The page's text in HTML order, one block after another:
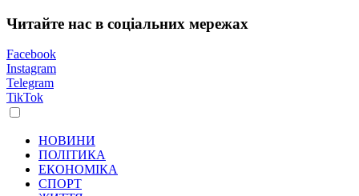
Читайте нас в соціальних мережах
Facebook
Instagram
Telegram
TikTok
НОВИНИ
ПОЛІТИКА
ЕКОНОМІКА
СПОРТ